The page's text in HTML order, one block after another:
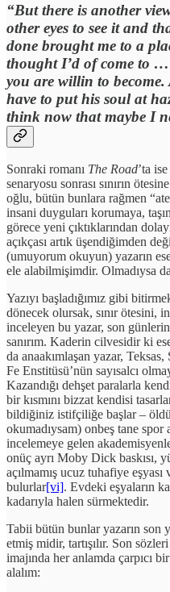
“But there is another
other eyes to see it and
done brought me to a
thought I’d of come to
you are willin to
have to put his soul at
think now that maybe I
Sonraki romanı The Road’ta
senaryosu sonrası sınırın
oğlu, bütün bunlara rağmen
insani duyguları korumaya,
görece yeni çıktıklarından
açıkçası artık üşendiğimden
(umuyorum okuyun) yazarın
ele alabilmişimdir. Olmadıysa
Yazıyı başladığımız gibi
dönecek olursak, sınır ötesini,
inceleyen bu yazar, son
sanırım. Kaderin cilvesidir ki
da anaakımlaşan yazar, Teksas,
Fe Enstitüsü’nün sayısalcı
Kazandığı dehşet paralarla
bir kısmını bizzat kendisi
bildiğiniz istifçiliğe başlar –
okumadıysam) onbeş tane spor
incelemeye gelen
onüç ayrı Moby Dick baskısı,
açılmamış ucuz tuhafiye
bulurlar[vi]. Evdeki eşyaların
kadarıyla halen sürmektedir.
Tabii bütün bunlar yazarın son
etmiş midir, tartışılır. Son
imajında her anlamda çarpıcı
alalım: